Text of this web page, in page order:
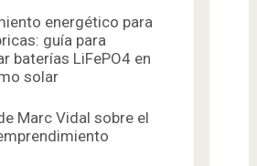
energético para
guía para
baterías LiFePO4 en
solar
Marc Vidal sobre el